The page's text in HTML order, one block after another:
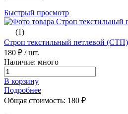
Быстрый просмотр
(1)
Строп текстильный петлевой
180 ₽ / шт.
Наличие: много
В корзину
Подробнее
Общая стоимость: 180 ₽